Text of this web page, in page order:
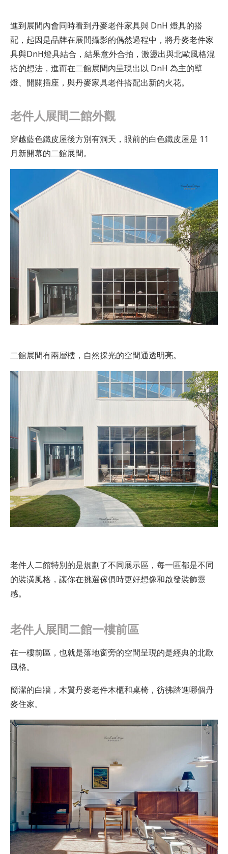
進到展間內會同時看到丹麥老件家具與 DnH 燈具的搭
配，起因是品牌在展間攝影的偶然過程中，將丹麥老件家
具與DnH燈具結合，結果意外合拍，激盪出與北歐風格混
搭的想法，進而在二館展間內呈現出以 DnH 為主的壁
燈、開關插座，與丹麥家具老件搭配出新的火花。
老件人展間二館外觀
穿越藍色鐵皮屋後方別有洞天，眼前的白色鐵皮屋是 11
月新開幕的二館展間。
二館展間有兩層樓，自然採光的空間通透明亮。
老件人二館特別的是規劃了不同展示區，每一區都是不同
的裝潢風格，讓你在挑選傢俱時更好想像和啟發裝飾靈
感。
老件人展間二館一樓前區
在一樓前區，也就是落地窗旁的空間呈現的是經典的北歐
風格。
簡潔的白牆，木質丹麥老件木櫃和桌椅，彷彿踏進哪個丹
麥住家。